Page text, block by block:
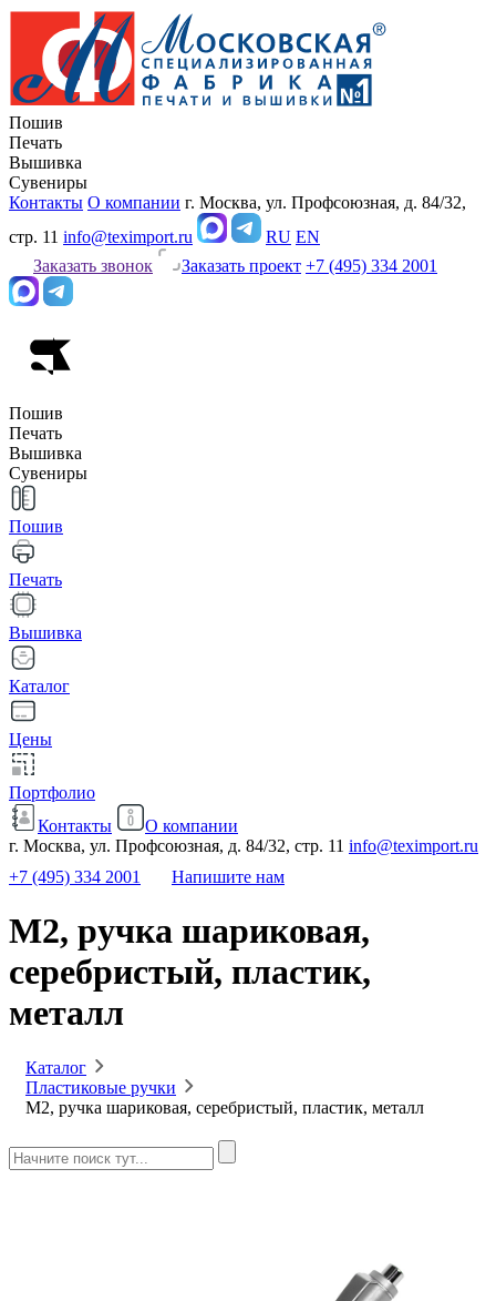
Пошив
Печать
Вышивка
Сувениры
Контакты О компании г. Москва, ул. Профсоюзная, д. 84/32,
стр. 11 info@teximport.ru RU EN
Заказать звонок
Заказать проект +7 (495) 334 2001
Пошив
Печать
Вышивка
Сувениры
Пошив
Печать
Вышивка
Каталог
Цены
Портфолио
Контакты
О компании
г. Москва, ул. Профсоюзная, д. 84/32, стр. 11 info@teximport.ru
+7 (495) 334 2001
Напишите нам
M2, ручка шариковая,
серебристый, пластик,
металл
Каталог
Пластиковые ручки
M2, ручка шариковая, серебристый, пластик, металл